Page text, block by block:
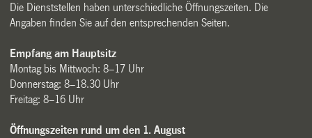
Die Dienststellen haben unterschiedliche Öffnungszeiten. Die
Angaben finden Sie auf den entsprechenden Seiten.
Empfang am Hauptsitz
Montag bis Mittwoch: 8–17 Uhr
Donnerstag: 8–18.30 Uhr
Freitag: 8–16 Uhr
Öffnungszeiten rund um den 1. August